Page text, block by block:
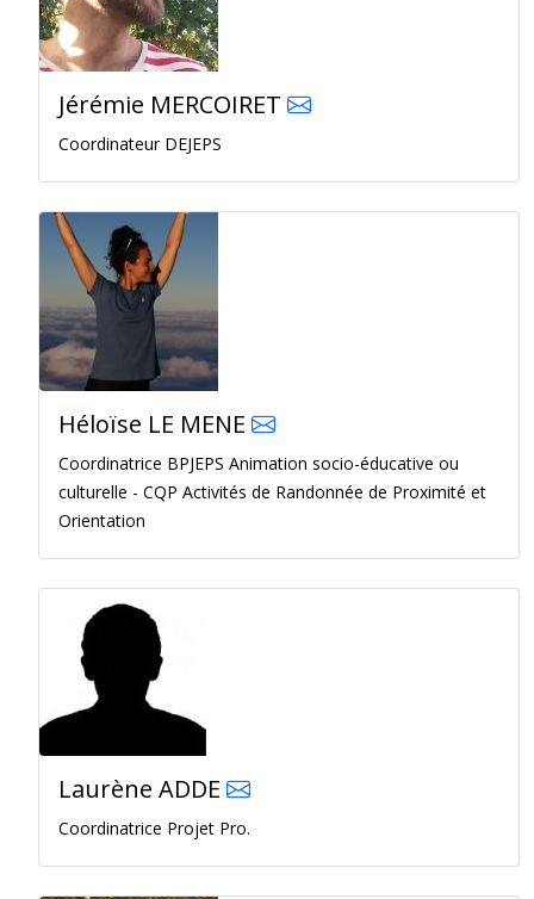
Jérémie MERCOIRET
Coordinateur DEJEPS
Héloïse LE MENE
Coordinatrice BPJEPS Animation socio-éducative ou
culturelle - CQP Activités de Randonnée de Proximité et
Orientation
Laurène ADDE
Coordinatrice Projet Pro.